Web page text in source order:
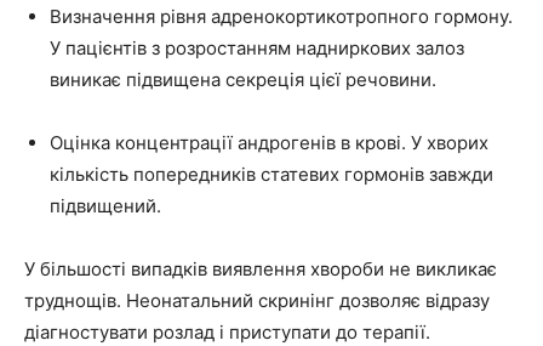
Визначення рівня адренокортикотропного гормону.
У пацієнтів з розростанням надниркових залоз
виникає підвищена секреція цієї речовини.
Оцінка концентрації андрогенів в крові. У хворих
кількість попередників статевих гормонів завжди
підвищений.
У більшості випадків виявлення хвороби не викликає
труднощів. Неонатальний скринінг дозволяє відразу
діагностувати розлад і приступати до терапії.